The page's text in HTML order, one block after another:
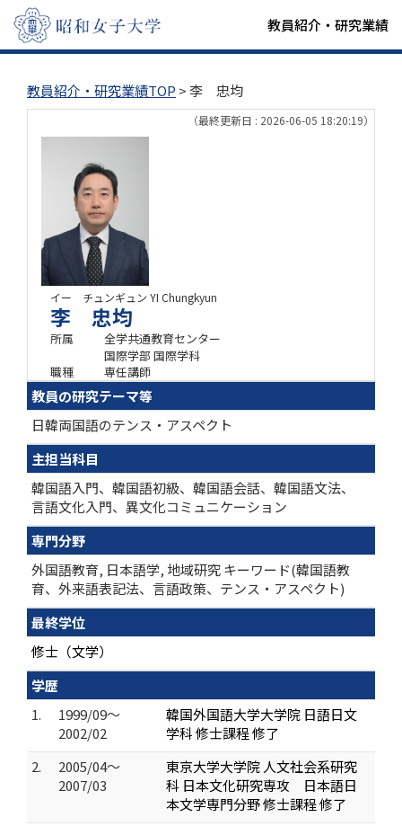
教員紹介・研究業績
教員紹介・研究業績TOP > 李 忠均
（最終更新日 : 2026-06-05 18:20:19）
イー チュンギュン YI Chungkyun
李 忠均
所属
全学共通教育センター
国際学部 国際学科
職種
専任講師
教員の研究テーマ等
日韓両国語のテンス・アスペクト
主担当科目
韓国語入門、韓国語初級、韓国語会話、韓国語文法、
言語文化入門、異文化コミュニケーション
専門分野
外国語教育, 日本語学, 地域研究 キーワード(韓国語教
育、外来語表記法、言語政策、テンス・アスペクト)
最終学位
修士（文学）
学歴
1.
1999/09～
2002/02
韓国外国語大学大学院 日語日文
学科 修士課程 修了
2.
2005/04～
2007/03
東京大学大学院 人文社会系研究
科 日本文化研究専攻 日本語日
本文学専門分野 修士課程 修了